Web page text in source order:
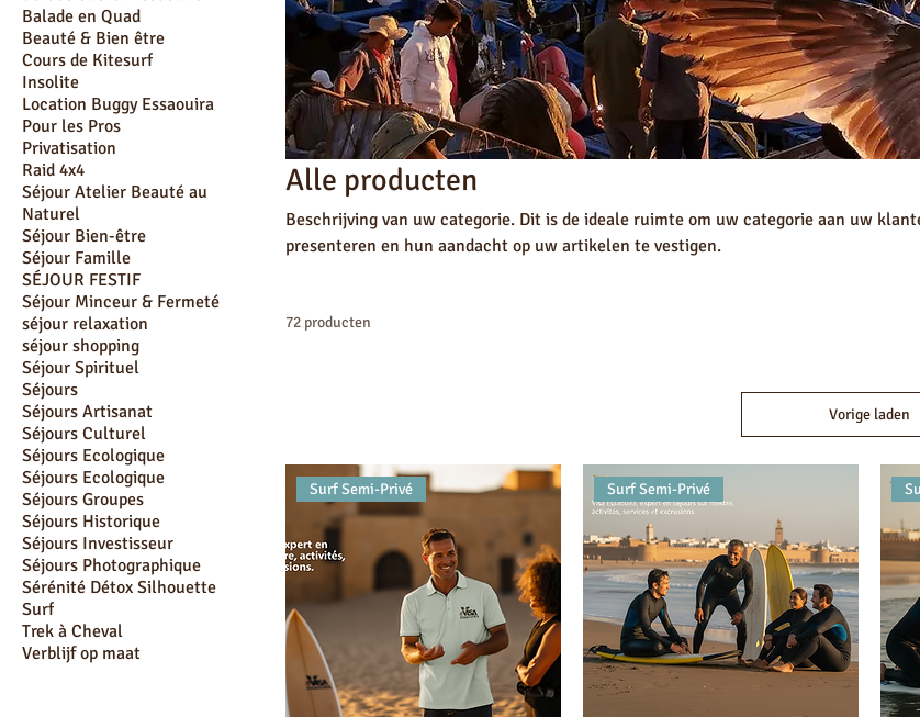
Balade en Quad
Beauté & Bien être
Cours de Kitesurf
Insolite
Location Buggy Essaouira
Pour les Pros
Privatisation
Raid 4x4
Séjour Atelier Beauté au
Naturel
Séjour Bien-être
Séjour Famille
SÉJOUR FESTIF
Séjour Minceur & Fermeté
séjour relaxation
séjour shopping
Séjour Spirituel
Séjours
Séjours Artisanat
Séjours Culturel
Séjours Ecologique
Séjours Ecologique
Séjours Groupes
Séjours Historique
Séjours Investisseur
Séjours Photographique
Sérénité Détox Silhouette
Surf
Trek à Cheval
Verblijf op maat
Alle producten
Beschrijving van uw categorie. Dit is de ideale ruimte om uw categorie aan uw
presenteren en hun aandacht op uw artikelen te vestigen.
72 producten
Vorige laden
Surf Semi-Privé Surf Semi-Privé